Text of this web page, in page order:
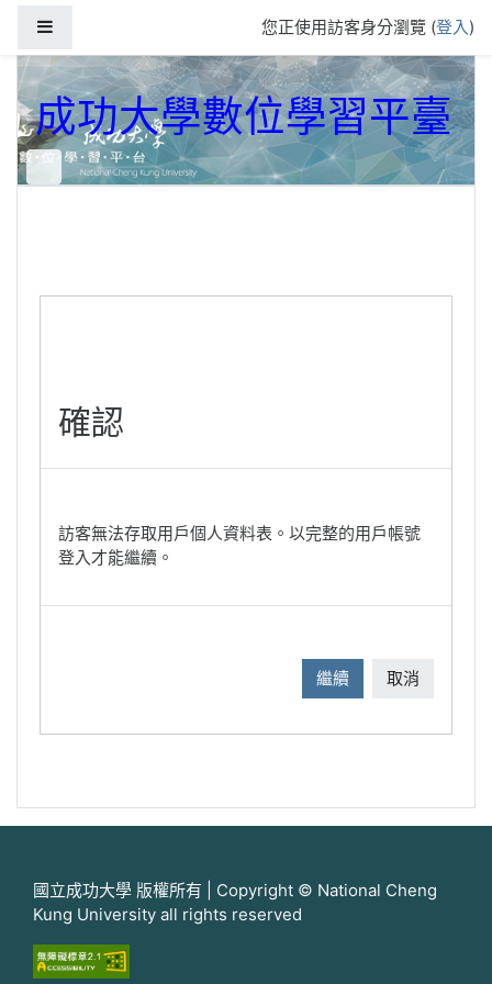
您正使用訪客身分瀏覽 (登入)
成功大學數位學習平臺
確認
訪客無法存取用戶個人資料表。以完整的用戶帳號
登入才能繼續。
繼續 取消
國立成功大學 版權所有 | Copyright © National Cheng
Kung University all rights reserved